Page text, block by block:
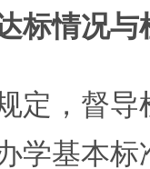
情况与
，督导
学基本